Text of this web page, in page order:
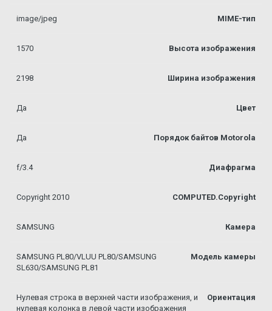
MIME-тип
image/jpeg
Высота изображения
1570
Ширина изображения
2198
Цвет
Да
Порядок байтов Motorola
Да
Диафрагма
f/3.4
COMPUTED.Copyright
Copyright 2010
Камера
SAMSUNG
Модель камеры
SAMSUNG PL80/VLUU PL80/SAMSUNG
SL630/SAMSUNG PL81
Ориентация
Нулевая строка в верхней части изображения, и
нулевая колонка в левой части изображения